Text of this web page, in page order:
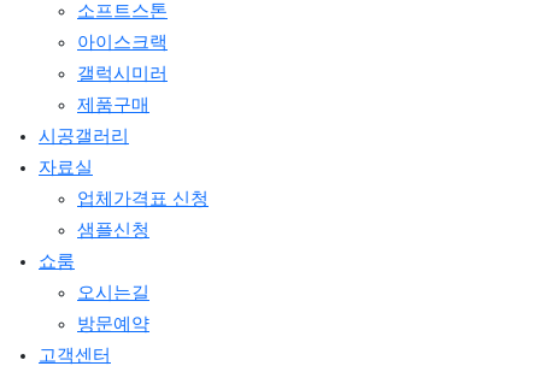
소프트스톤
아이스크랙
갤럭시미러
제품구매
시공갤러리
자료실
업체가격표 신청
샘플신청
쇼룸
오시는길
방문예약
고객센터